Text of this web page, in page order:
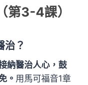
第3-4課）
治？
納醫治人心，鼓
。 用馬可福音1章